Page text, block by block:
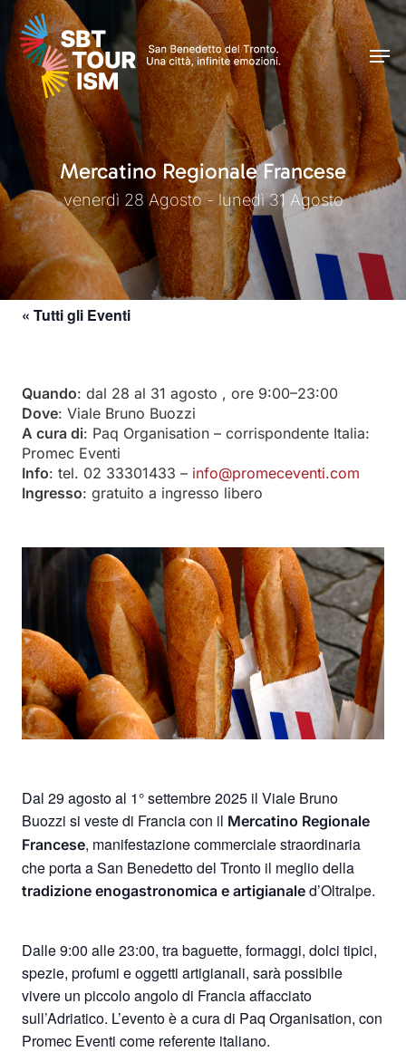
Skip
to
main
content
Mercatino Regionale Francese
venerdì 28 Agosto - lunedì 31 Agosto
« Tutti gli Eventi
Quando: dal 28 al 31 agosto , ore 9:00–23:00
Dove: Viale Bruno Buozzi
A cura di: Paq Organisation – corrispondente Italia:
Promec Eventi
Info: tel. 02 33301433 – info@promeceventi.com
Ingresso: gratuito a ingresso libero
Dal 29 agosto al 1° settembre 2025 il Viale Bruno
Buozzi si veste di Francia con il Mercatino Regionale
Francese, manifestazione commerciale straordinaria
che porta a San Benedetto del Tronto il meglio della
tradizione enogastronomica e artigianale d’Oltralpe.
Dalle 9:00 alle 23:00, tra baguette, formaggi, dolci tipici,
spezie, profumi e oggetti artigianali, sarà possibile
vivere un piccolo angolo di Francia affacciato
sull’Adriatico. L’evento è a cura di Paq Organisation, con
Promec Eventi come referente italiano.